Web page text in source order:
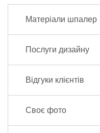
Матеріали шпалер
Послуги дизайну
Відгуки клієнтів
Своє фото